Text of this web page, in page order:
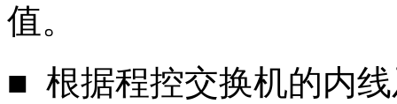
值。
■ 根据程控交换机的内